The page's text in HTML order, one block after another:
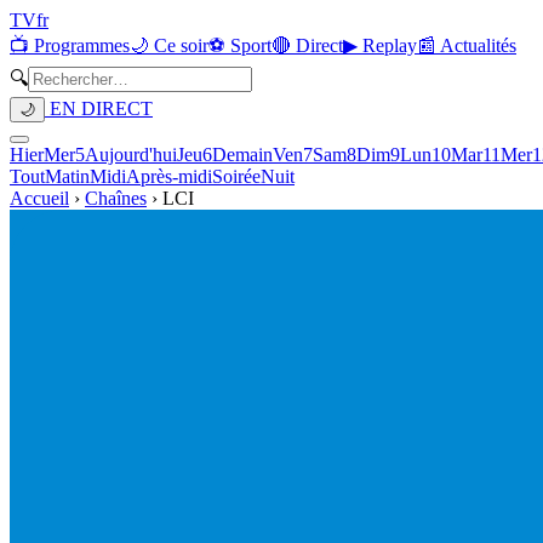
TVfr
📺 Programmes🌙 Ce soir⚽ Sport🔴 Direct▶ Replay📰 Actualités
🔍
🌙 EN DIRECT
HierMer5Aujourd'huiJeu6DemainVen7Sam8Dim9Lun10Mar11Mer
ToutMatinMidiAprès-midiSoiréeNuit
Accueil › Chaînes › LCI